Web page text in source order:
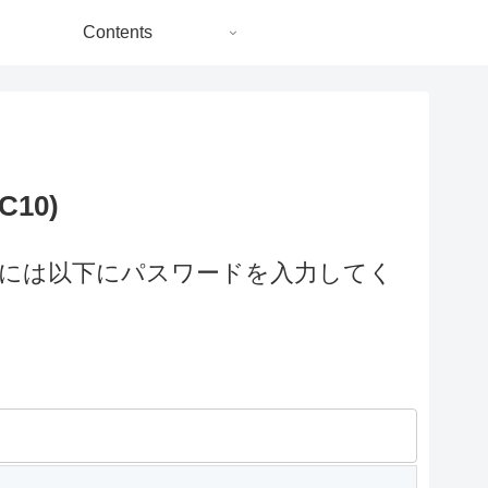
Contents
は以下にパスワードを入力してく